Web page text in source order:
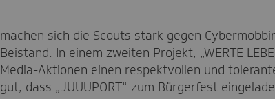
machen sich die Scouts stark gegen
Beistand. In einem zweiten Projekt, „WERTE
Media-Aktionen einen respektvollen und
gut, dass „JUUUPORT“ zum Bürgerfest